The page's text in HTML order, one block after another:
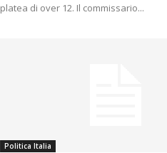
platea di over 12. Il commissario...
Politica Italia